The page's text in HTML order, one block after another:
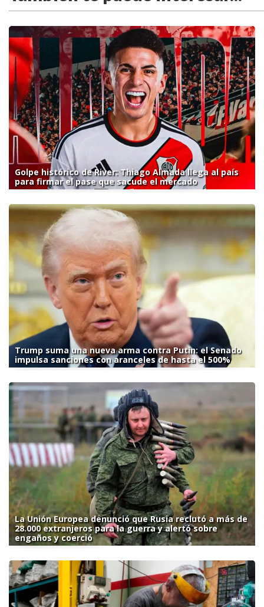
Golpe histórico de River: Thiago Almada llega al país
para firmar el pase que sacude el mercado
Trump suma una nueva arma contra Putin: el Senado
impulsa sanciones con aranceles de hasta el 500%
La Unión Europea denunció que Rusia reclutó a más de
28.000 extranjeros para la guerra y alertó sobre
engaños y coerció